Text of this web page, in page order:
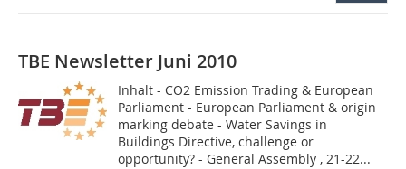
TBE Newsletter Juni 2010
Inhalt - CO2 Emission Trading & European
Parliament - European Parliament & origin
marking debate - Water Savings in
Buildings Directive, challenge or
opportunity? - General Assembly , 21-22...